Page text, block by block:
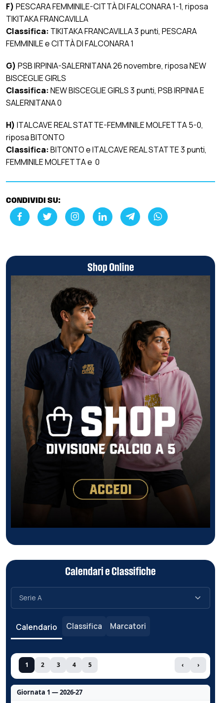
F) PESCARA FEMMINILE-CITTÀ DI FALCONARA 1-1, riposa
TIKITAKA FRANCAVILLA
Classifica: TIKITAKA FRANCAVILLA 3 punti, PESCARA
FEMMINILE e CITTÀ DI FALCONARA 1
G) PSB IRPINIA-SALERNITANA 26 novembre, riposa NEW
BISCEGLIE GIRLS
Classifica:NEW BISCEGLIE GIRLS 3 punti, PSB IRPINIA E
SALERNITANA 0
H) ITALCAVE REAL STATTE-FEMMINILE MOLFETTA 5-0,
riposa BITONTO
Classifica:BITONTO e ITALCAVE REAL STATTE 3 punti,
FEMMINILE MOLFETTA e 0
CONDIVIDI SU:
Shop Online
Calendari e Classifiche
Calendario Classifica Marcatori
1 2 3 4 5 ‹ ›
Giornata 1 — 2026-27